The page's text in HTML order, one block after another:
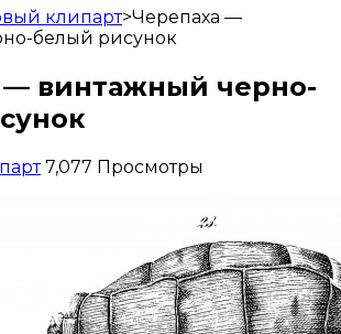
клипарт>Черепаха —
белый рисунок
— винтажный черно-
7,077 Просмотры